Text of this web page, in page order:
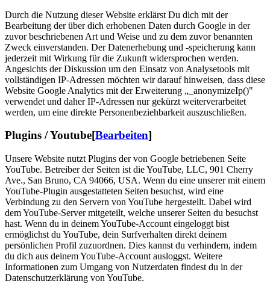
Durch die Nutzung dieser Website erklärst Du dich mit der
Bearbeitung der über dich erhobenen Daten durch Google in der
zuvor beschriebenen Art und Weise und zu dem zuvor benannten
Zweck einverstanden. Der Datenerhebung und -speicherung kann
jederzeit mit Wirkung für die Zukunft widersprochen werden.
Angesichts der Diskussion um den Einsatz von Analysetools mit
vollständigen IP-Adressen möchten wir darauf hinweisen, dass diese
Website Google Analytics mit der Erweiterung „_anonymizeIp()"
verwendet und daher IP-Adressen nur gekürzt weiterverarbeitet
werden, um eine direkte Personenbeziehbarkeit auszuschließen.
Plugins / Youtube[Bearbeiten]
Unsere Website nutzt Plugins der von Google betriebenen Seite
YouTube. Betreiber der Seiten ist die YouTube, LLC, 901 Cherry
Ave., San Bruno, CA 94066, USA. Wenn du eine unserer mit einem
YouTube-Plugin ausgestatteten Seiten besuchst, wird eine
Verbindung zu den Servern von YouTube hergestellt. Dabei wird
dem YouTube-Server mitgeteilt, welche unserer Seiten du besuchst
hast. Wenn du in deinem YouTube-Account eingeloggt bist
ermöglichst du YouTube, dein Surfverhalten direkt deinem
persönlichen Profil zuzuordnen. Dies kannst du verhindern, indem
du dich aus deinem YouTube-Account ausloggst. Weitere
Informationen zum Umgang von Nutzerdaten findest du in der
Datenschutzerklärung von YouTube.